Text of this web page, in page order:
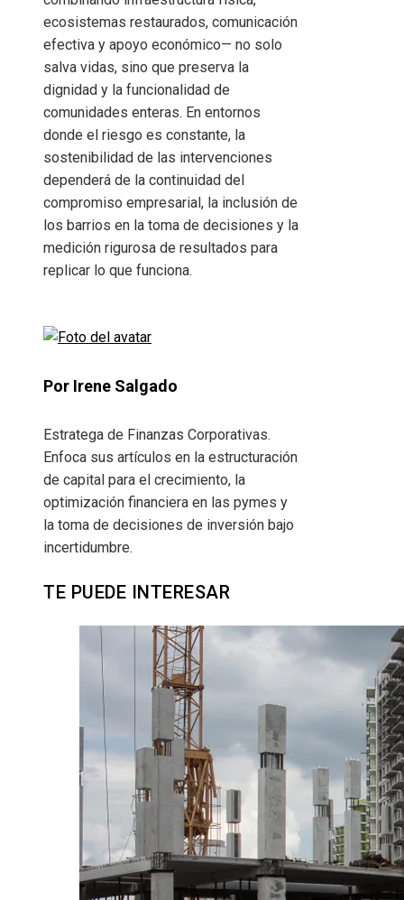
ecosistemas restaurados, comunicación
efectiva y apoyo económico— no solo
salva vidas, sino que preserva la
dignidad y la funcionalidad de
comunidades enteras. En entornos
donde el riesgo es constante, la
sostenibilidad de las intervenciones
dependerá de la continuidad del
compromiso empresarial, la inclusión de
los barrios en la toma de decisiones y la
medición rigurosa de resultados para
replicar lo que funciona.
Por Irene Salgado
Estratega de Finanzas Corporativas.
Enfoca sus artículos en la estructuración
de capital para el crecimiento, la
optimización financiera en las pymes y
la toma de decisiones de inversión bajo
incertidumbre.
TE PUEDE INTERESAR